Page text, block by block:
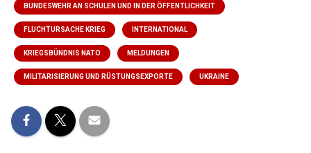
BUNDESWEHR AN SCHULEN UND IN DER ÖFFENTLICHKEIT
FLUCHTURSACHE KRIEG INTERNATIONAL
KRIEGSBÜNDNIS NATO MELDUNGEN
MILITARISIERUNG UND RÜSTUNGSEXPORTE UKRAINE